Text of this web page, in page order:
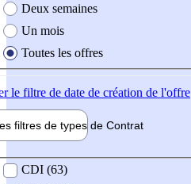
Deux semaines
Un mois
Toutes les offres
le filtre de date de création de l'offre
filtres de types de Contrat
contrat
CDI (63)